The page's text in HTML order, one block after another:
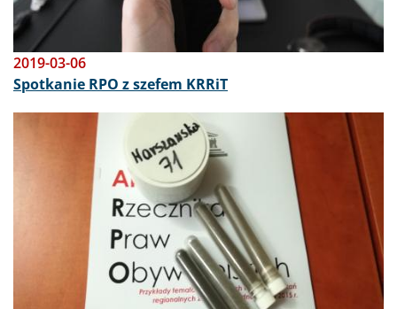
2019-03-06
Spotkanie RPO z szefem KRRiT